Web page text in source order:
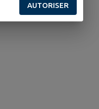
AUTORISER